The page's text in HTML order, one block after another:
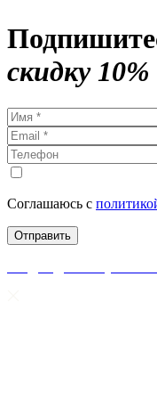
скидку 10%
Соглашаюсь с